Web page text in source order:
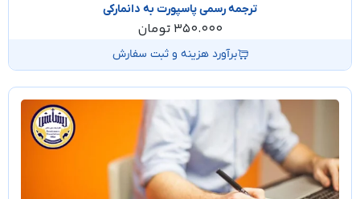
ترجمه رسمی پاسپورت به دانمارکی
350.000 تومان
برآورد هزینه و ثبت سفارش